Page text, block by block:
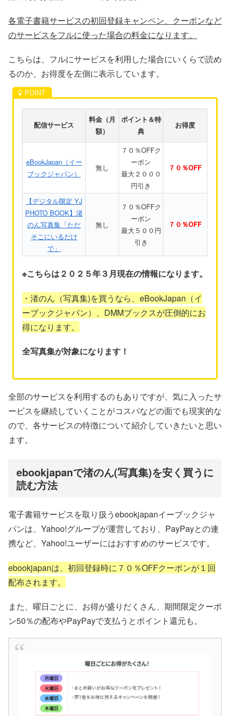
各電子書籍サービスの初回登録キャンペン、クーポンなど
のサービスをフルに使った場合の料金になります。
こちらは、フルにサービスを利用した場合にいくらで読め
るのか、お得度を左側に表示しています。
配信サービス
料金（月
額）
ポイント＆特
典
お得度
eBookJapan（イー
ブックジャパン）
無し
７０％OFFク
ーポン
最大２０００
円引き
７０％OFF
【デジタル限定 YJ
PHOTO BOOK】渚
のん写真集「ただ
そこにいるだけ
で」
無し
７０％OFFク
ーポン
最大５００円
引き
７０％OFF
※こちらは２０２５年３月現在の情報になります。
・渚のん（写真集)を買うなら、eBookJapan（イ
ーブックジャパン）、DMMブックスが圧倒的にお
得になります。
全写真集が対象になります！
全部のサービスを利用するのもありですが、気に入ったサ
ービスを継続していくことがコスパなどの面でも現実的な
ので、各サービスの特徴について紹介していきたいと思い
ます。
ebookjapanで渚のん(写真集)を安く買うに
読む方法
電子書籍サービスを取り扱うebookjapanイーブックジャ
パンは、Yahoo!グループが運営しており、PayPayとの連
携など、Yahoo!ユーザーにはおすすめのサービスです。
ebookjapanは、初回登録時に７０％OFFクーポンが１回
配布されます。
また、曜日ごとに、お得が盛りだくさん、期間限定クーポ
ン50％の配布やPayPayで支払うとポイント還元も。